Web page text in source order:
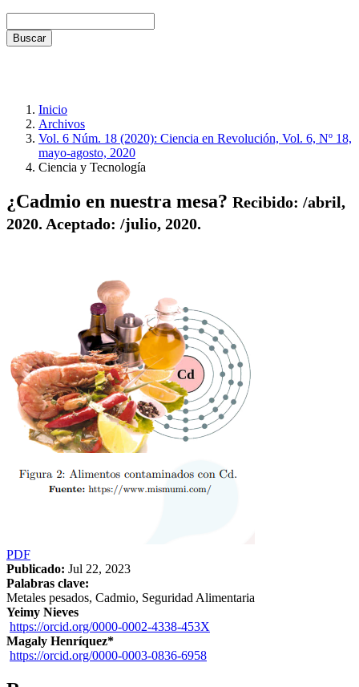
Buscar
Inicio
Archivos
Vol. 6 Núm. 18 (2020): Ciencia en Revolución, Vol. 6, Nº 18,
mayo-agosto, 2020
Ciencia y Tecnología
¿Cadmio en nuestra mesa? Recibido: /abril,
2020. Aceptado: /julio, 2020.
PDF
Publicado: Jul 22, 2023
Palabras clave:
Metales pesados, Cadmio, Seguridad Alimentaria
Contenido
principal
del
artículo
Yeimy Nieves
https://orcid.org/0000-0002-4338-453X
Magaly Henríquez*
https://orcid.org/0000-0003-0836-6958